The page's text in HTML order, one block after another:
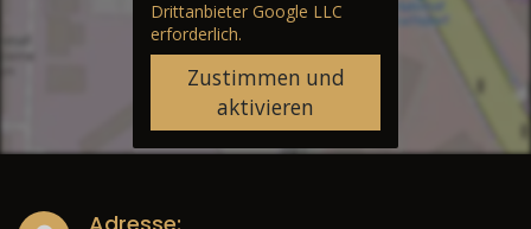
Drittanbieter Google LLC
erforderlich.
Zustimmen und
aktivieren